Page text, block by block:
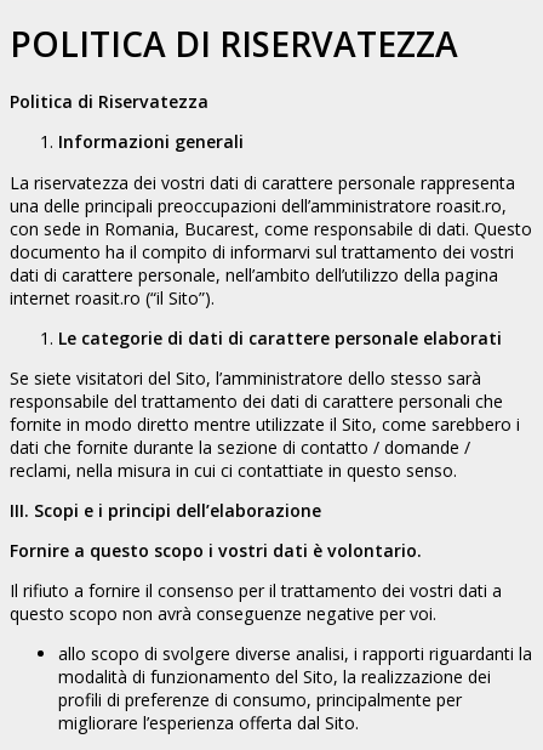
POLITICA DI RISERVATEZZA
Politica di Riservatezza
Informazioni generali
La riservatezza dei vostri dati di carattere personale rappresenta
una delle principali preoccupazioni dell’amministratore roasit.ro,
con sede in Romania, Bucarest, come responsabile di dati. Questo
documento ha il compito di informarvi sul trattamento dei vostri
dati di carattere personale, nell’ambito dell’utilizzo della pagina
internet roasit.ro (“il Sito”).
Le categorie di dati di carattere personale elaborati
Se siete visitatori del Sito, l’amministratore dello stesso sarà
responsabile del trattamento dei dati di carattere personali che
fornite in modo diretto mentre utilizzate il Sito, come sarebbero i
dati che fornite durante la sezione di contatto / domande /
reclami, nella misura in cui ci contattiate in questo senso.
III. Scopi e i principi dell’elaborazione
Fornire a questo scopo i vostri dati è volontario.
Il rifiuto a fornire il consenso per il trattamento dei vostri dati a
questo scopo non avrà conseguenze negative per voi.
allo scopo di svolgere diverse analisi, i rapporti riguardanti la
modalità di funzionamento del Sito, la realizzazione dei
profili di preferenze di consumo, principalmente per
migliorare l’esperienza offerta dal Sito.